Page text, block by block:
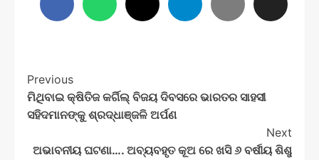
Post
Navigation
Previous
ମିଥିବାଇ କ୍ଷିତିଜ କର୍ଗିଲ୍ ବିଜୟ ଦିବସରେ ଭାରତର ସାହସୀ
ସହିଦମାନଙ୍କୁ ଶ୍ରଦ୍ଧାଞ୍ଜଳି ଅର୍ପଣ
Next
ଅଭାବନୀୟ ଘଟଣା…. ଅବ୍ୟବହୃତ କୂଅ ରେ ଖସି ୬ ବର୍ଷୀୟ ଶିଶୁ